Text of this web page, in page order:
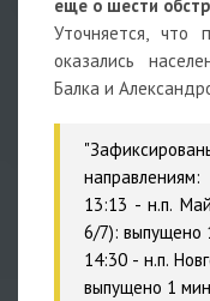
еще о шести
Уточняется, что
оказались
Балка и
"
направлениям:
13:13 - н.п.
6/7): выпущено
14:30 - н.п.
выпущено 1